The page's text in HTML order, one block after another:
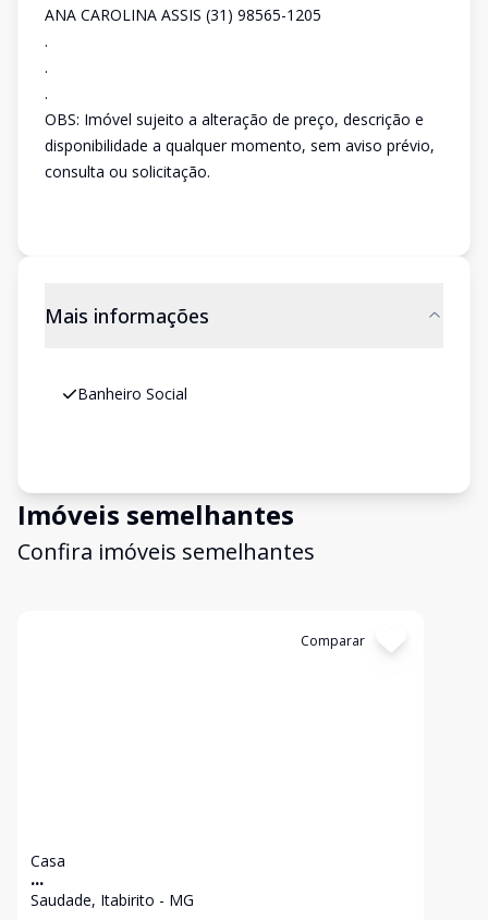
ANA CAROLINA ASSIS (31) 98565-1205
.
.
.
OBS: Imóvel sujeito a alteração de preço, descrição e
disponibilidade a qualquer momento, sem aviso prévio,
consulta ou solicitação.
Mais informações
Banheiro Social
Imóveis semelhantes
Confira imóveis semelhantes
Comparar
Casa
...
Saudade, Itabirito - MG